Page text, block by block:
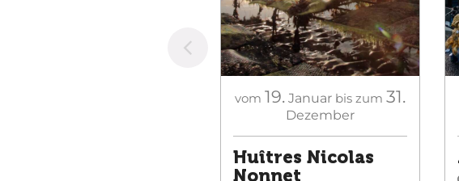
vom 19. Januar bis zum 31.
Dezember
Huîtres Nicolas
Nonnet